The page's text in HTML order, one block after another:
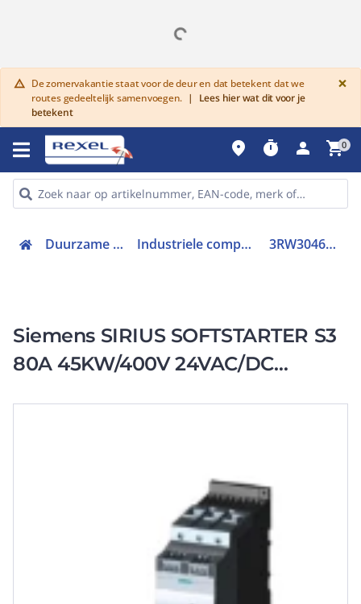
warning De zomervakantie staat voor de deur en dat betekent dat we
routes gedeeltelijk samenvoegen. |
Lees hier wat dit voor je
betekent
×
place timer person shopping_cart0
Duurzame keuze Industriele componenten 3RW30461BB04
Siemens SIRIUS SOFTSTARTER S3
80A 45KW/400V 24VAC/DC